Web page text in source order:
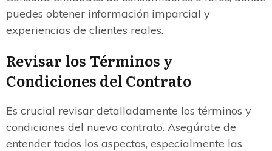
puedes obtener información imparcial y
experiencias de clientes reales.
Revisar los Términos y
Condiciones del Contrato
Es crucial revisar detalladamente los términos y
condiciones del nuevo contrato. Asegúrate de
entender todos los aspectos, especialmente las